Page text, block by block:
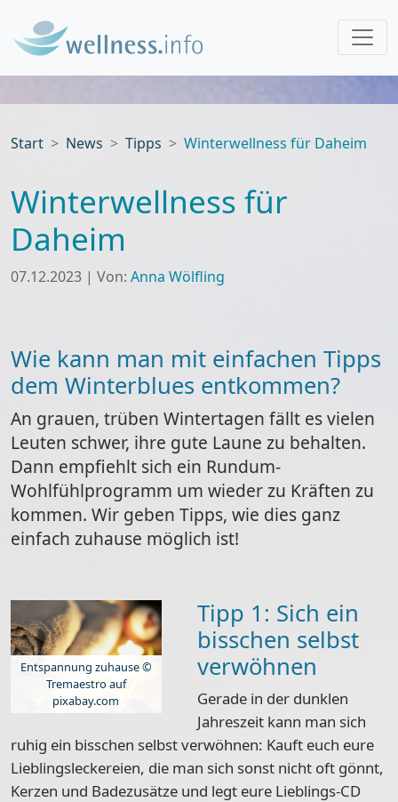
Start News Tipps Winterwellness für Daheim
Winterwellness für
Daheim
07.12.2023 | Von: Anna Wölfling
Wie kann man mit einfachen Tipps
dem Winterblues entkommen?
An grauen, trüben Wintertagen fällt es vielen
Leuten schwer, ihre gute Laune zu behalten.
Dann empfiehlt sich ein Rundum-
Wohlfühlprogramm um wieder zu Kräften zu
kommen. Wir geben Tipps, wie dies ganz
einfach zuhause möglich ist!
Entspannung zuhause ©
Tremaestro auf
pixabay.com
Tipp 1: Sich ein
bisschen selbst
verwöhnen
Gerade in der dunklen
Jahreszeit kann man sich
ruhig ein bisschen selbst verwöhnen: Kauft euch eure
Lieblingsleckereien, die man sich sonst nicht oft gönnt,
Kerzen und Badezusätze und legt eure Lieblings-CD